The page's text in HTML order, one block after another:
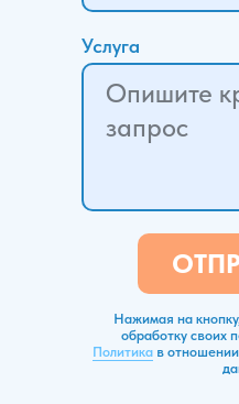
Услуга
Нажимая на
обработку своих
Политикав отношении